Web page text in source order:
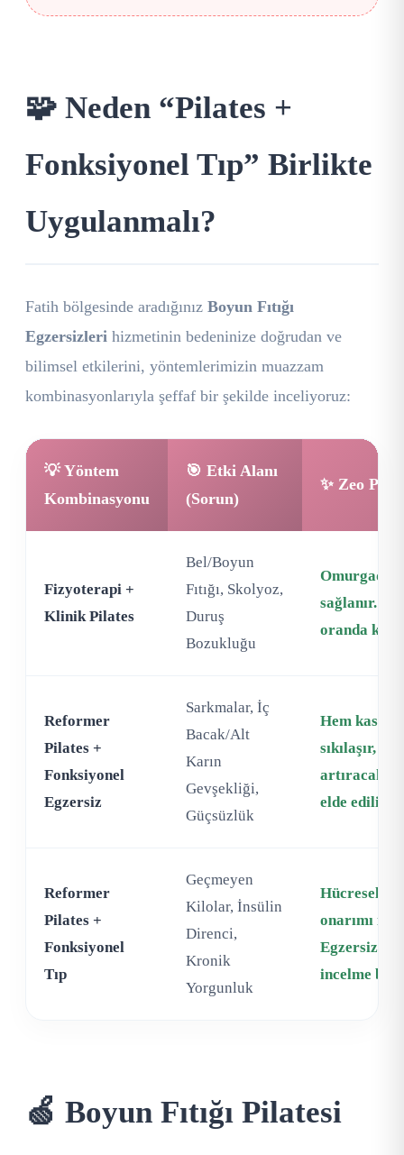
🧩 Neden “Pilates +
Fonksiyonel Tıp” Birlikte
Uygulanmalı?
Fatih bölgesinde aradığınız Boyun Fıtığı
Egzersizleri hizmetinin bedeninize doğrudan ve
bilimsel etkilerini, yöntemlerimizin muazzam
kombinasyonlarıyla şeffaf bir şekilde inceliyoruz:
💡 Yöntem
Kombinasyonu
🎯 Etki Alanı
(Sorun)
✨ Zeo
Fizyoterapi +
Klinik Pilates
Bel/Boyun
Fıtığı, Skolyoz,
Duruş
Bozukluğu
Omurgada
sağlanır.
oranda
Reformer
Pilates +
Fonksiyonel
Egzersiz
Sarkmalar, İç
Bacak/Alt
Karın
Gevşekliği,
Güçsüzlük
Hem kaslar
sıkılaşır,
artıracak
elde edilir.
Reformer
Pilates +
Fonksiyonel
Tıp
Geçmeyen
Kilolar, İnsülin
Direnci,
Kronik
Yorgunluk
Hücresel
onarımı ile
Egzersizin
incelme
🍏 Boyun Fıtığı Pilatesi